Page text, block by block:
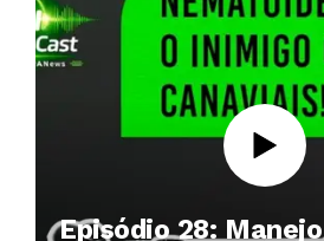
Episódio 28: Manejo